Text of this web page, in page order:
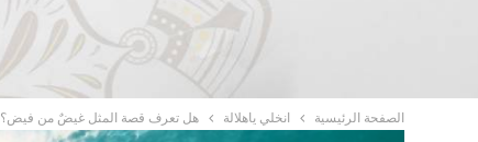
الصفحة الرئيسية انخلي ياهلالة هل تعرف قصة المثل غيضٌ من فيض؟